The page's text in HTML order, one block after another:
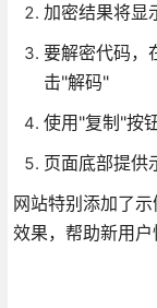
加密结果将显
要解密代码，
击"解码"
使用"复制"按
页面底部提供
网站特别添加了
效果，帮助新用户